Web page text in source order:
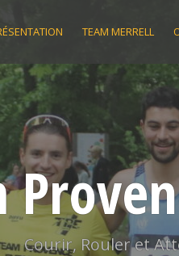
TEAM MERRELL
Courir, Rouler et